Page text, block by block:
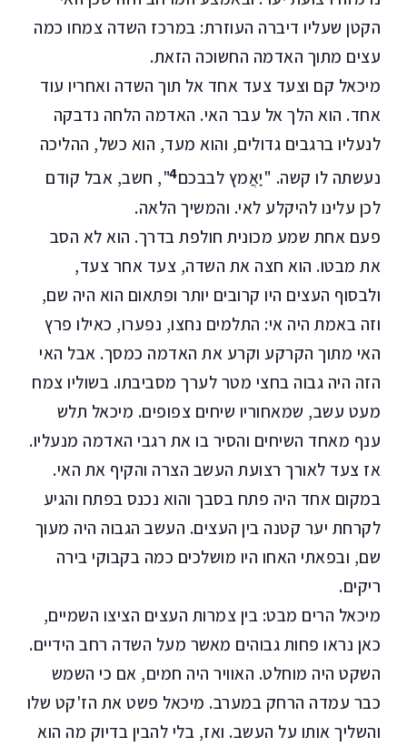
הקטן שעליו דיברה העוזרת: במרכז השדה צמחו כמה
עצים מתוך האדמה החשוכה הזאת.
מיכאל קם וצעד צעד אחד אל תוך השדה ואחריו עוד
אחד. הוא הלך אל עבר האי. האדמה הלחה נדבקה
לנעליו ברגבים גדולים, והוא מעד, הוא כשל, ההליכה
נעשתה לו קשה. "יַאֲמץ לבבכם4", חשב, אבל קודם
לכן עלינו להיקלע לאי. והמשיך הלאה.
פעם אחת שמע מכונית חולפת בדרך. הוא לא הסב
את מבטו. הוא חצה את השדה, צעד אחר צעד,
ולבסוף העצים היו קרובים יותר ופתאום הוא היה שם,
וזה באמת היה אי: התלמים נחצו, נפערו, כאילו פרץ
האי מתוך הקרקע וקרע את האדמה כמסך. אבל האי
הזה היה גבוה בחצי מטר לערך מסביבתו. בשוליו צמח
מעט עשב, שמאחוריו שיחים צפופים. מיכאל תלש
ענף מאחד השיחים והסיר בו את רגבי האדמה מנעליו.
אז צעד לאורך רצועת העשב הצרה והקיף את האי.
במקום אחד היה פתח בסבך והוא נכנס בפתח והגיע
לקרחת יער קטנה בין העצים. העשב הגבוה היה מעוך
שם, ובפאתי האחו היו מושלכים כמה בקבוקי בירה
ריקים.
מיכאל הרים מבט: בין צמרות העצים הציצו השמיים,
כאן נראו פחות גבוהים מאשר מעל השדה רחב הידיים.
השקט היה מוחלט. האוויר היה חמים, אם כי השמש
כבר עמדה הרחק במערב. מיכאל פשט את הז'קט שלו
והשליך אותו על העשב. ואז, בלי להבין בדיוק מה הוא